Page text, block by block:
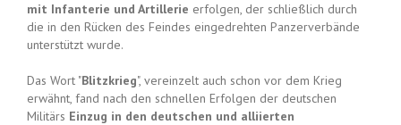
mit Infanterie und Artillerie erfolgen, der schließlich durch
die in den Rücken des Feindes eingedrehten Panzerverbände
unterstützt wurde.
Das Wort "Blitzkrieg", vereinzelt auch schon vor dem Krieg
erwähnt, fand nach den schnellen Erfolgen der deutschen
Militärs Einzug in den deutschen und alliierten